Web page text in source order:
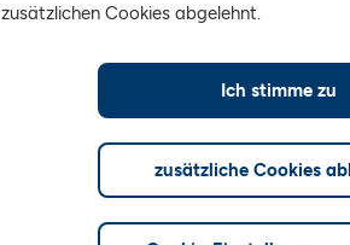
zusätzlichen Cookies abgelehnt.
Ich stimme zu
zusätzliche Cookies
+2,01% 49,220
377,00
269,00